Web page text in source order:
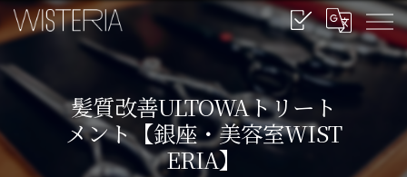
髪質改善ULTOWAトリート
メント【銀座・美容室WIST
ERIA】